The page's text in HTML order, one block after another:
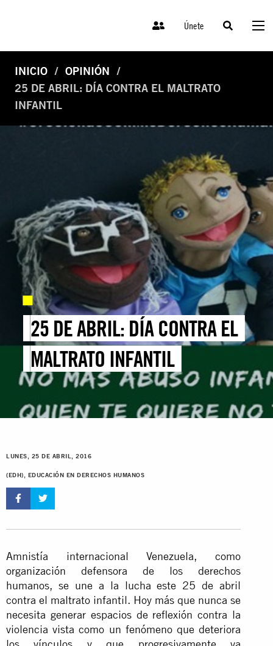
Únete
INICIO
OPINIÓN
25 DE ABRIL: DÍA CONTRA EL MALTRATO
INFANTIL
25 DE ABRIL: DÍA CONTRA EL
MALTRATO INFANTIL
LUNES, 25 DE ABRIL, 2016
(EDH), EDUCACIÓN EN DERECHOS HUMANOS
Amnistía internacional Venezuela, como
organización defensora de los derechos
humanos, se une a la lucha este 25 de abril
contra el maltrato infantil. Hoy más que nunca se
necesita generar espacios de reflexión contra la
violencia vista como un fenómeno que deteriora